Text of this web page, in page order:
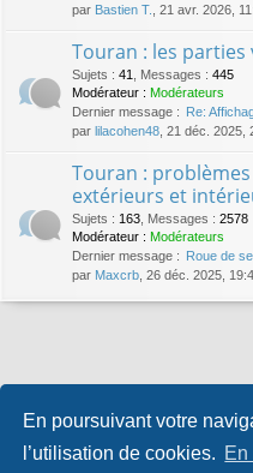
En poursuivant votre
l’utilisation de cookies.
par Bastien T. , 21 avr. 2026,
Touran : les
Sujets : 41 Messages : 445
Modérateur : Modérateurs
Dernier message : Re:
par lilacohen48 , 21 déc. 2025,
Touran :
extérieurs et
Sujets : 163 Messages : 2578
Modérateur : Modérateurs
Dernier message : Roue de
par Maxcrb , 26 déc. 2025,
Qui est en ligne
Utilisateurs parcourant ce forum : Aucun
Accueil Index du forum